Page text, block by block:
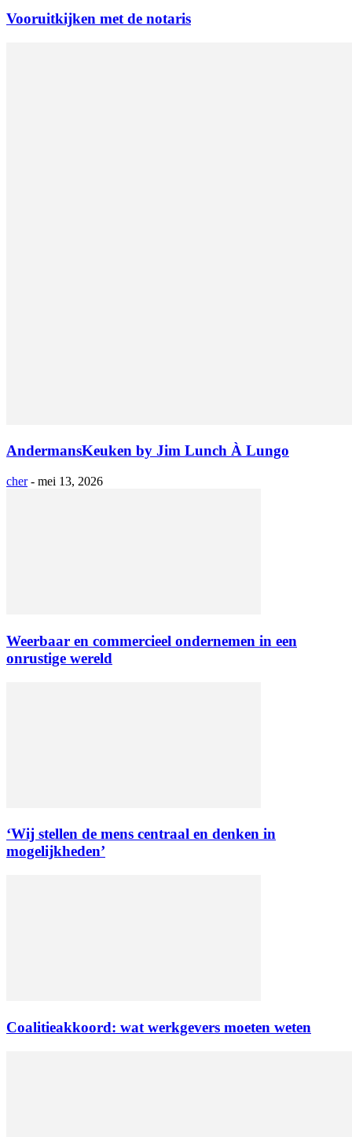
Vooruitkijken met de notaris
AndermansKeuken by Jim Lunch À Lungo
cher - mei 13, 2026
Weerbaar en commercieel ondernemen in een
onrustige wereld
‘Wij stellen de mens centraal en denken in
mogelijkheden’
Coalitieakkoord: wat werkgevers moeten weten